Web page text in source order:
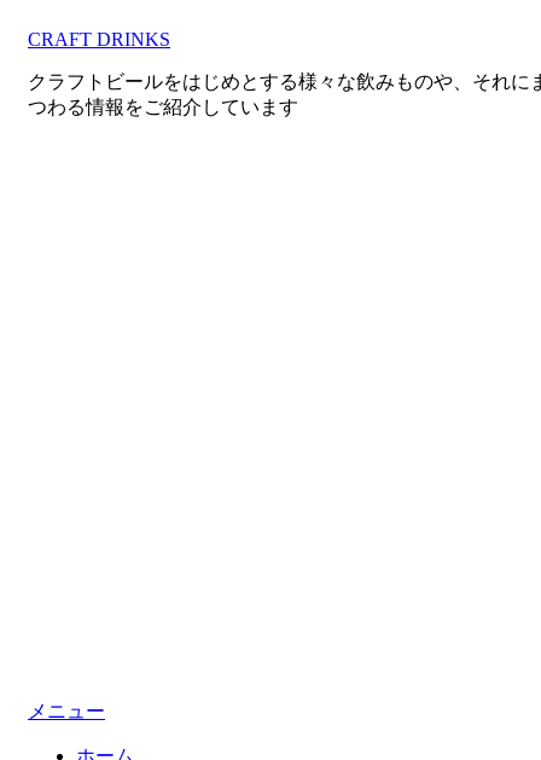
CRAFT DRINKS
クラフトビールをはじめとする様々な飲みものや、それに
つわる情報をご紹介しています
メニュー
ホーム